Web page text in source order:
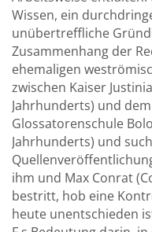
Wissen, ein
unübertreffliche
Zusammenhang der
ehemaligen
zwischen Kaiser
Jahrhunderts) und
Glossatorenschule
Jahrhunderts) und
ihm und Max Conrat
bestritt, hob eine
heute unentschieden